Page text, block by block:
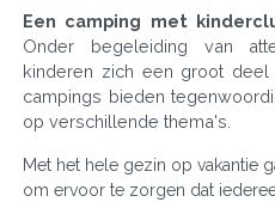
Een camping met
Onder begeleiding van
kinderen zich een groot
campings bieden
op verschillende thema's.
Met het hele gezin op vakantie
om ervoor te zorgen dat